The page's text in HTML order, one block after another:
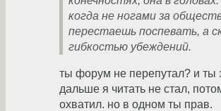
когда не ногами за
перестаешь поспевать, а
гибкостью убеждений.
ты форум не перепутал? и ты
дальше я читать не стал,
охватил. но в одном ты прав.